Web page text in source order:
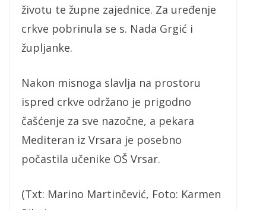
životu te župne zajednice. Za uređenje
crkve pobrinula se s. Nada Grgić i
župljanke.
Nakon misnoga slavlja na prostoru
ispred crkve održano je prigodno
čašćenje za sve nazočne, a pekara
Mediteran iz Vrsara je posebno
počastila učenike OŠ Vrsar.
(Txt: Marino Martinčević, Foto: Karmen